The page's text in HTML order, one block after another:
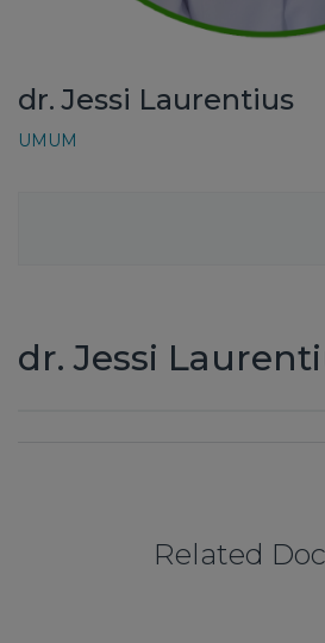
dr. Jessi Laurentius
UMUM
dr. Jessi
Related